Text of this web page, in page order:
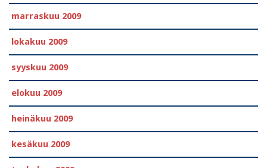
marraskuu 2009
lokakuu 2009
syyskuu 2009
elokuu 2009
heinäkuu 2009
kesäkuu 2009